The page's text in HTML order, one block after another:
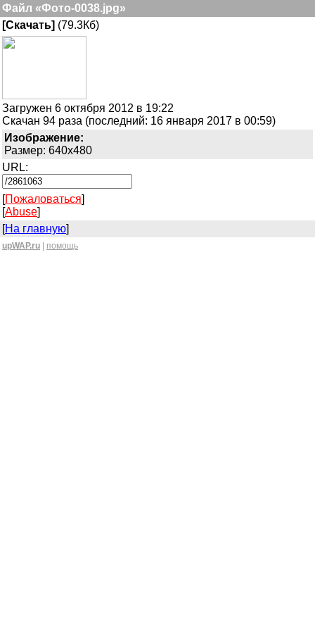
Файл «Фото-0038.jpg»
[Скачать] (79.3Кб)
Загружен 6 октября 2012 в 19:22
Скачан 94 раза (последний: 16 января 2017 в 00:59)
Изображение:
Размер: 640x480
URL:
[Пожаловаться]
[Abuse]
[На главную]
upWAP.ru помощь